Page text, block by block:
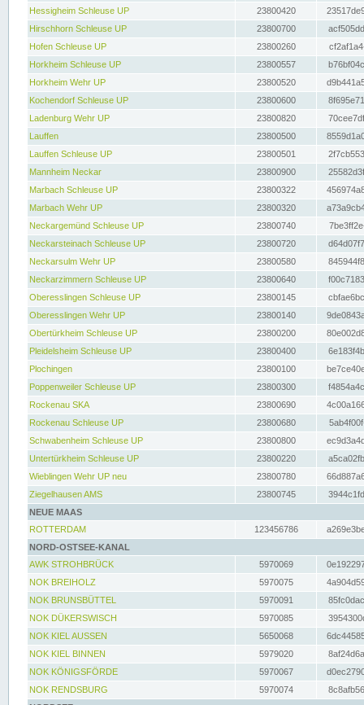
Hessigheim Schleuse UP
23800420
Hirschhorn Schleuse UP
23800700
Hofen Schleuse UP
23800260
Horkheim Schleuse UP
23800557
Horkheim Wehr UP
23800520
Kochendorf Schleuse UP
23800600
Ladenburg Wehr UP
23800820
Lauffen
23800500
Lauffen Schleuse UP
23800501
Mannheim Neckar
23800900
Marbach Schleuse UP
23800322
Marbach Wehr UP
23800320
Neckargemünd Schleuse UP
23800740
Neckarsteinach Schleuse UP
23800720
Neckarsulm Wehr UP
23800580
Neckarzimmern Schleuse UP
23800640
Oberesslingen Schleuse UP
23800145
Oberesslingen Wehr UP
23800140
Obertürkheim Schleuse UP
23800200
Pleidelsheim Schleuse UP
23800400
Plochingen
23800100
Poppenweiler Schleuse UP
23800300
Rockenau SKA
23800690
Rockenau Schleuse UP
23800680
Schwabenheim Schleuse UP
23800800
Untertürkheim Schleuse UP
23800220
Wieblingen Wehr UP neu
23800780
Ziegelhausen AMS
23800745
NEUE MAAS
ROTTERDAM
123456786
NORD-OSTSEE-KANAL
AWK STROHBRÜCK
5970069
NOK BREIHOLZ
5970075
NOK BRUNSBÜTTEL
5970091
NOK DÜKERSWISCH
5970085
NOK KIEL AUSSEN
5650068
NOK KIEL BINNEN
5979020
NOK KÖNIGSFÖRDE
5970067
NOK RENDSBURG
5970074